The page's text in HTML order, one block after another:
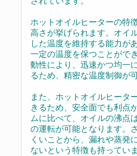
ホットオイルヒーターの特
高さが挙げられます。オイ
した温度を維持する能力が
一定の温度を保つことがで
動性により、迅速かつ均一
るため、精密な温度制御が
また、ホットオイルヒータ
きるため、安全面でも利点
ムに比べて、オイルの沸点
の運転が可能となります。
くいことから、漏れや蒸発
ないという特徴も持っていま